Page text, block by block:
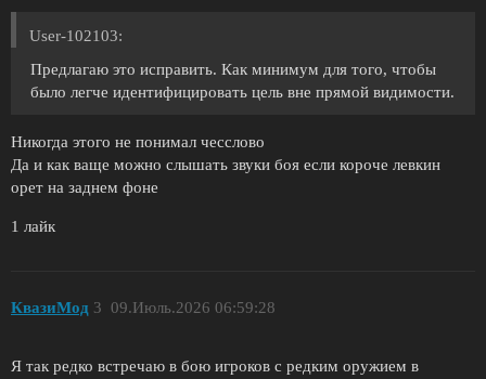
User-102103:
Предлагаю это исправить. Как минимум для того, чтобы
было легче идентифицировать цель вне прямой видимости.
Никогда этого не понимал чесслово
Да и как ваще можно слышать звуки боя если короче левкин
орет на заднем фоне
1 лайк
КвазиМод 09.Июль.2026 06:59:28
3
Я так редко встречаю в бою игроков с редким оружием в